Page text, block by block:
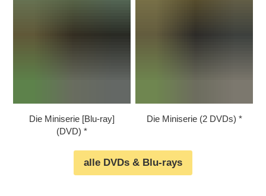
Die Miniserie [Blu-ray]
(DVD)
Die Miniserie (2 DVDs)
alle DVDs & Blu-rays